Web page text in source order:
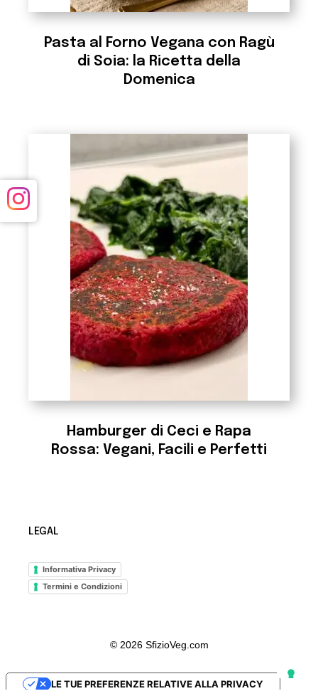
Pasta al Forno Vegana con Ragù
di Soia: la Ricetta della
Domenica
Hamburger di Ceci e Rapa
Rossa: Vegani, Facili e Perfetti
LEGAL
Informativa Privacy
Termini e Condizioni
© 2026 SfizioVeg.com
LE TUE PREFERENZE RELATIVE ALLA PRIVACY